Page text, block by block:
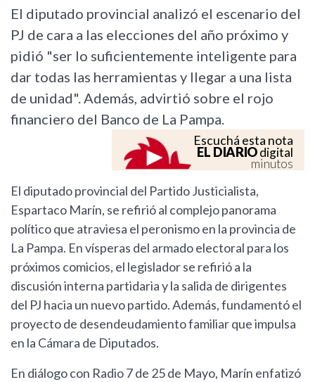
El diputado provincial analizó el escenario del
PJ de cara a las elecciones del año próximo y
pidió "ser lo suficientemente inteligente para
dar todas las herramientas y llegar a una lista
de unidad". Además, advirtió sobre el rojo
financiero del Banco de La Pampa.
Escuchá esta nota
EL DIARIOdigital
minutos
El diputado provincial del Partido Justicialista,
Espartaco Marín, se refirió al complejo panorama
político que atraviesa el peronismo en la provincia de
La Pampa. En vísperas del armado electoral para los
próximos comicios, el legislador se refirió a la
discusión interna partidaria y la salida de dirigentes
del PJ hacia un nuevo partido. Además, fundamentó el
proyecto de desendeudamiento familiar que impulsa
en la Cámara de Diputados.
En diálogo con Radio 7 de 25 de Mayo, Marín enfatizó